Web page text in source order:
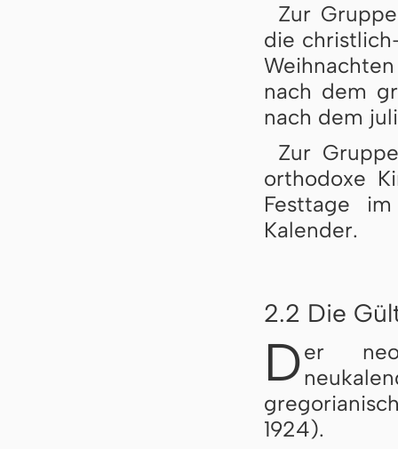
Zur
die
nach dem
nach dem
Zur
orthodoxe
Festtage
Kalender.
2.2 Die
Der
1924).